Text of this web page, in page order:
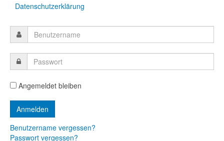
Datenschutzerklärung
Angemeldet bleiben
Benutzername vergessen?
Passwort vergessen?